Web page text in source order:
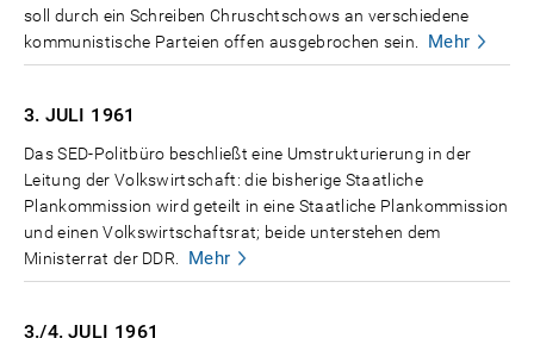
soll durch ein Schreiben Chruschtschows an verschiedene
kommunistische Parteien offen ausgebrochen sein.
Mehr
3. JULI 1961
Das SED-Politbüro beschließt eine Umstrukturierung in der
Leitung der Volkswirtschaft: die bisherige Staatliche
Plankommission wird geteilt in eine Staatliche Plankommission
und einen Volkswirtschaftsrat; beide unterstehen dem
Ministerrat der DDR.
Mehr
3./4. JULI 1961